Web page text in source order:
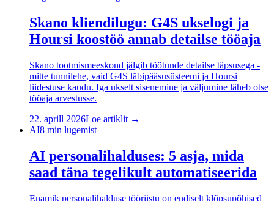
Skano kliendilugu: G4S ukselogi ja
Hoursi koostöö annab detailse tööaja
Skano tootmismeeskond jälgib töötunde detailse täpsusega -
mitte tunnilehe, vaid G4S läbipääsusüsteemi ja Hoursi
liidestuse kaudu. Iga ukselt sisenemine ja väljumine läheb otse
tööaja arvestusse.
22. aprill 2026Loe artiklit →
AI8 min lugemist
AI personalihalduses: 5 asja, mida
saad täna tegelikult automatiseerida
Enamik personalihalduse tööriistu on endiselt klõpsupõhised